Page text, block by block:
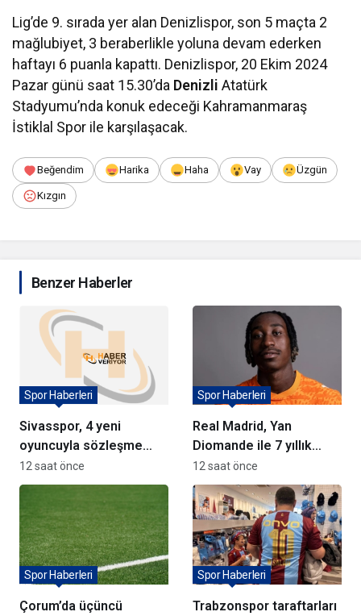
Lig’de 9. sırada yer alan Denizlispor, son 5 maçta 2
mağlubiyet, 3 beraberlikle yoluna devam ederken
haftayı 6 puanla kapattı. Denizlispor, 20 Ekim 2024
Pazar günü saat 15.30’da Denizli Atatürk
Stadyumu’nda konuk edeceği Kahramanmaraş
İstiklal Spor ile karşılaşacak.
Beğendim Harika Haha Vay Üzgün
Kızgın
Benzer Haberler
Sivasspor, 4 yeni
oyuncuyla sözleşme
imzaladı
Spor Haberleri
12 saat önce
Real Madrid, Yan
Diomande ile 7 yıllık
sözleşme imzaladı
Spor Haberleri
12 saat önce
Çorum’da üçüncü
Spor Haberleri
Trabzonspor taraftarları
Spor Haberleri